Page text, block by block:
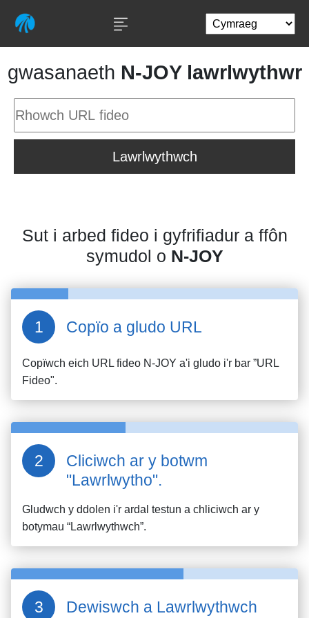
gwasanaeth N-JOY lawrlwythwr
Lawrlwythwch
Sut i arbed fideo i gyfrifiadur a ffôn
symudol o N-JOY
Copïo a gludo URL
Copïwch eich URL fideo N-JOY a'i gludo i'r bar ”URL
Fideo".
Cliciwch ar y botwm
"Lawrlwytho".
Gludwch y ddolen i'r ardal testun a chliciwch ar y
botymau “Lawrlwythwch”.
Dewiswch a Lawrlwythwch